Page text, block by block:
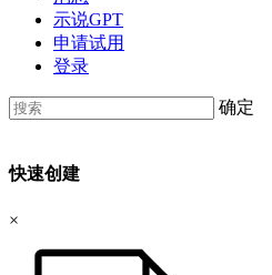
示说GPT
申请试用
登录
确定
快速创建
×